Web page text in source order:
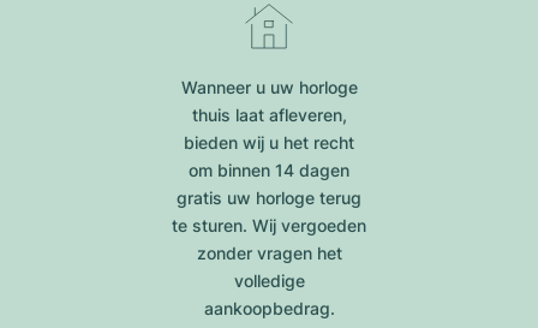
Wanneer u uw horloge
thuis laat afleveren,
bieden wij u het recht
om binnen 14 dagen
gratis uw horloge terug
te sturen. Wij vergoeden
zonder vragen het
volledige
aankoopbedrag.